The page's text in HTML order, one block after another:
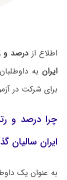
اطلاع ازدرصد و
ایران به
برای شرکت در
چرا درصد و
ایران
به عنوان یک